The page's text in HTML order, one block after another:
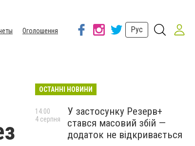
Оголошення
Рус
ОСТАННІ НОВИНИ
У застосунку Резерв+
стався масовий збій —
додаток не відкривається
14:00
4 серпня